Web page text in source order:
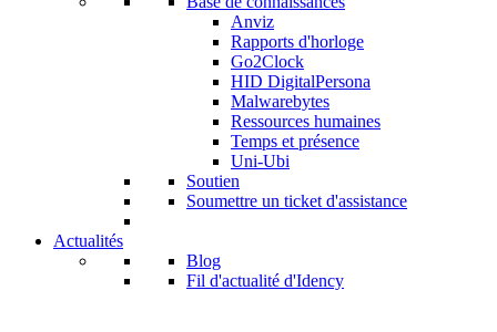
Anviz
Rapports d'horloge
Go2Clock
HID DigitalPersona
Malwarebytes
Ressources humaines
Temps et présence
Uni-Ubi
Soutien
Soumettre un ticket d'assistance
Actualités
Blog
Fil d'actualité d'Idency